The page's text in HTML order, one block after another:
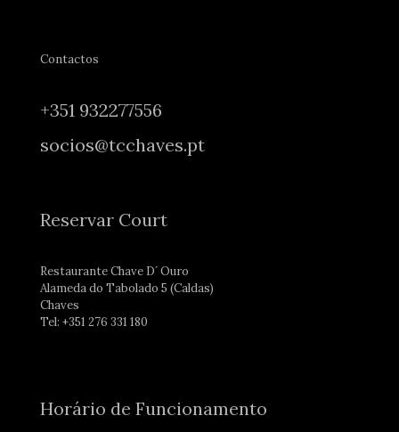
Contactos
+351 932277556
socios@tcchaves.pt
Reservar Court
Restaurante Chave D´ Ouro
Alameda do Tabolado 5 (Caldas)
Chaves
Tel: +351 276 331 180
Horário de Funcionamento